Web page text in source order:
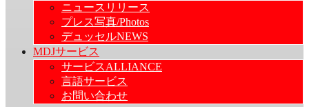
ニュースリリース
プレス写真/Photos
デュッセルNEWS
MDJサービス
サービスALLIANCE
言語サービス
お問い合わせ